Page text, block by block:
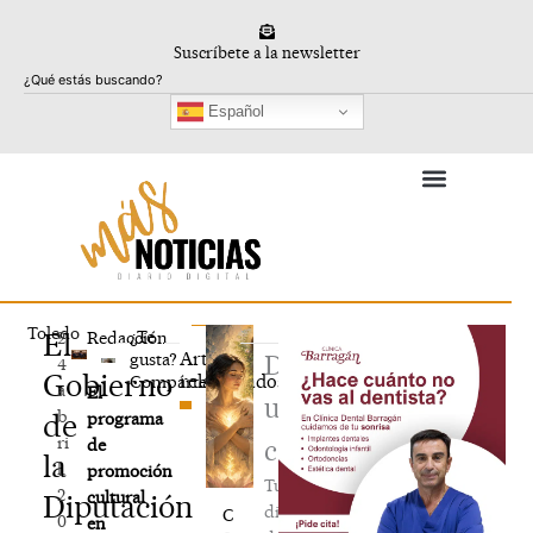
Suscríbete a la newsletter
Buscar
Español
Toledo
El
Gobierno
de
la
Diputación
2
4
a
b
ri
l,
2
0
Redacción
El
programa
de
promoción
cultural
en
¿Te
gusta?
Compártelo
Artículos
relacionados
C
Deja
un
comentario
Tu
dirección